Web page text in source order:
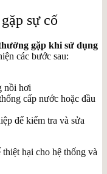
sự cố
gặp khi sử dụng
các bước sau:
nồi hơi
cấp nước hoặc đầu
để kiểm tra và sửa
hại cho hệ thống và